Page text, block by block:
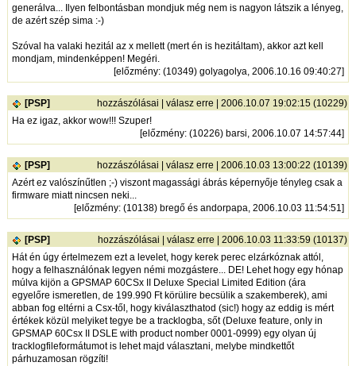
generálva... Ilyen felbontásban mondjuk még nem is nagyon látszik a lényeg,
de azért szép sima :-)
Szóval ha valaki hezitál az x mellett (mert én is hezitáltam), akkor azt kell
mondjam, mindenképpen! Megéri.
[előzmény: (10349) golyagolya, 2006.10.16 09:40:27]
[PSP] hozzászólásai |válasz erre | 2006.10.07 19:02:15 (10229)
Ha ez igaz, akkor wow!!! Szuper!
[előzmény: (10226) barsi, 2006.10.07 14:57:44]
[PSP] hozzászólásai |válasz erre | 2006.10.03 13:00:22 (10139)
Azért ez valószínűtlen ;-) viszont magassági ábrás képernyője tényleg csak a
firmware miatt nincsen neki...
[előzmény: (10138) bregő és andorpapa, 2006.10.03 11:54:51]
[PSP] hozzászólásai |válasz erre | 2006.10.03 11:33:59 (10137)
Hát én úgy értelmezem ezt a levelet, hogy kerek perec elzárkóznak attól,
hogy a felhasználónak legyen némi mozgástere... DE! Lehet hogy egy hónap
múlva kijön a GPSMAP 60CSx II Deluxe Special Limited Edition (ára
egyelőre ismeretlen, de 199.990 Ft körülire becsülik a szakemberek), ami
abban fog eltérni a Csx-től, hogy kiválaszthatod (sic!) hogy az eddig is mért
értékek közül melyiket tegye be a tracklogba, sőt (Deluxe feature, only in
GPSMAP 60Csx II DSLE with product nomber 0001-0999) egy olyan új
tracklogfileformátumot is lehet majd választani, melybe mindkettőt
párhuzamosan rögzíti!